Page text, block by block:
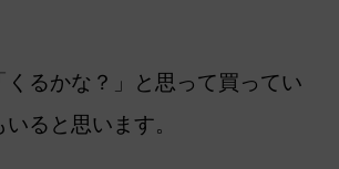
くるかな？」と思って買ってい
ると思います。